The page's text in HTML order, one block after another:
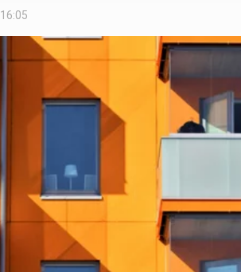
16:05